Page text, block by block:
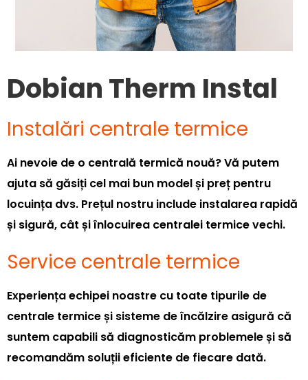
Dobian Therm Instal
Instalări centrale termice
Ai nevoie de o centrală termică nouă? Vă putem
ajuta să găsiți cel mai bun model și preț pentru
locuința dvs. Prețul nostru include instalarea rapidă
și sigură, cât și înlocuirea centralei termice vechi.
Service centrale termice
Experiența echipei noastre cu toate tipurile de
centrale termice și sisteme de încălzire asigură că
suntem capabili să diagnosticăm problemele și să
recomandăm soluții eficiente de fiecare dată.